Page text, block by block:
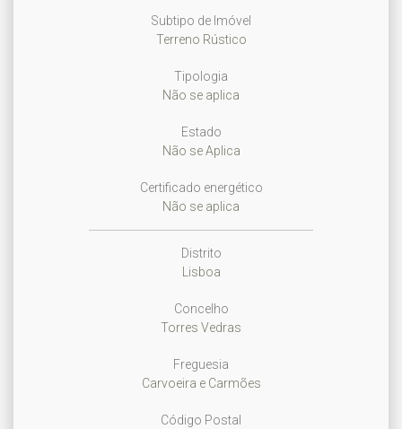
Subtipo de Imóvel
Terreno Rústico
Tipologia
Não se aplica
Estado
Não se Aplica
Certificado energético
Não se aplica
Distrito
Lisboa
Concelho
Torres Vedras
Freguesia
Carvoeira e Carmões
Código Postal